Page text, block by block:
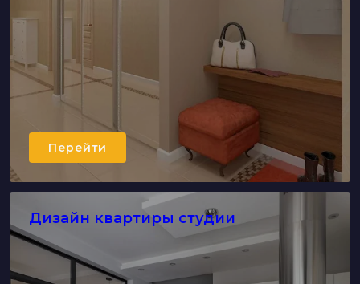
Перейти
Дизайн квартиры студии